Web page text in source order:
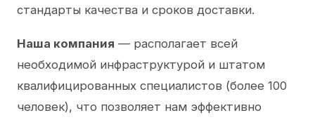
стандарты качества и сроков доставки.
Наша компания — располагает всей
необходимой инфраструктурой и штатом
квалифицированных специалистов (более 100
человек), что позволяет нам эффективно